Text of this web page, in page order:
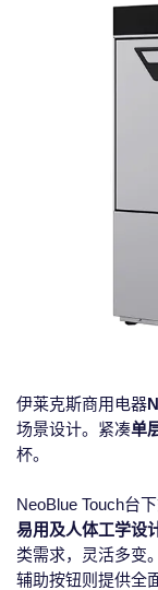
伊莱克斯商用电器
场景设计。紧凑单
杯。
NeoBlue Touch台
易用及人体工学设
类需求，灵活多变。
辅助按钮则提供全